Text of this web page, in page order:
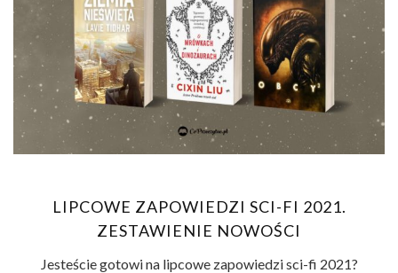
LIPCOWE ZAPOWIEDZI SCI-FI 2021.
ZESTAWIENIE NOWOŚCI
Jesteście gotowi na lipcowe zapowiedzi sci-fi 2021?